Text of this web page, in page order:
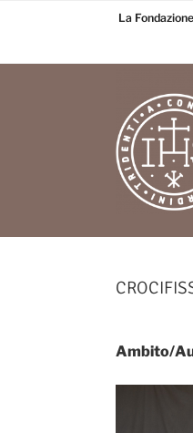
La Fondazione
Ambito/